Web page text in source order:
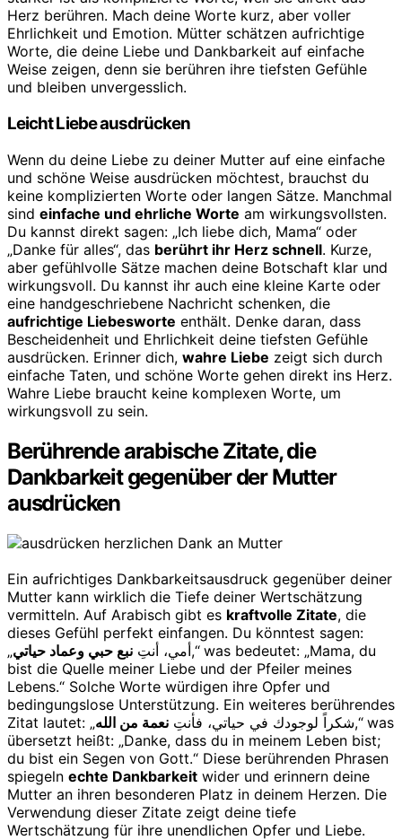
Herz berühren. Mach deine Worte kurz, aber voller
Ehrlichkeit und Emotion. Mütter schätzen aufrichtige
Worte, die deine Liebe und Dankbarkeit auf einfache
Weise zeigen, denn sie berühren ihre tiefsten Gefühle
und bleiben unvergesslich.
Leicht Liebe ausdrücken
Wenn du deine Liebe zu deiner Mutter auf eine einfache
und schöne Weise ausdrücken möchtest, brauchst du
keine komplizierten Worte oder langen Sätze. Manchmal
sind einfache und ehrliche Worte am wirkungsvollsten.
Du kannst direkt sagen: „Ich liebe dich, Mama“ oder
„Danke für alles“, das berührt ihr Herz schnell. Kurze,
aber gefühlvolle Sätze machen deine Botschaft klar und
wirkungsvoll. Du kannst ihr auch eine kleine Karte oder
eine handgeschriebene Nachricht schenken, die
aufrichtige Liebesworte enthält. Denke daran, dass
Bescheidenheit und Ehrlichkeit deine tiefsten Gefühle
ausdrücken. Erinner dich, wahre Liebe zeigt sich durch
einfache Taten, und schöne Worte gehen direkt ins Herz.
Wahre Liebe braucht keine komplexen Worte, um
wirkungsvoll zu sein.
Berührende arabische Zitate, die
Dankbarkeit gegenüber der Mutter
ausdrücken
Ein aufrichtiges Dankbarkeitsausdruck gegenüber deiner
Mutter kann wirklich die Tiefe deiner Wertschätzung
vermitteln. Auf Arabisch gibt es kraftvolle Zitate, die
dieses Gefühl perfekt einfangen. Du könntest sagen:
„أمي، أنتِ نبع حبي وعماد حياتي
,“ was bedeutet: „Mama, du
bist die Quelle meiner Liebe und der Pfeiler meines
Lebens.“ Solche Worte würdigen ihre Opfer und
bedingungslose Unterstützung. Ein weiteres berührendes
Zitat lautet: „شكراً لوجودك في حياتي، فأنتِ نعمة من الله
,“ was
übersetzt heißt: „Danke, dass du in meinem Leben bist;
du bist ein Segen von Gott.“ Diese berührenden Phrasen
spiegeln echte Dankbarkeit wider und erinnern deine
Mutter an ihren besonderen Platz in deinem Herzen. Die
Verwendung dieser Zitate zeigt deine tiefe
Wertschätzung für ihre unendlichen Opfer und Liebe.